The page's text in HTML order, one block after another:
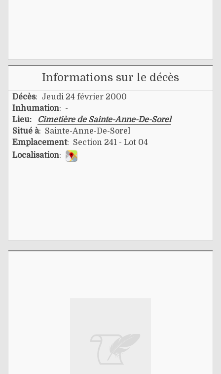
Informations sur le décès
Décès: Jeudi 24 février 2000
Inhumation: -
Lieu:
Cimetière de Sainte-Anne-De-Sorel
Situé à: Sainte-Anne-De-Sorel
Emplacement: Section 241 - Lot 04
Localisation: